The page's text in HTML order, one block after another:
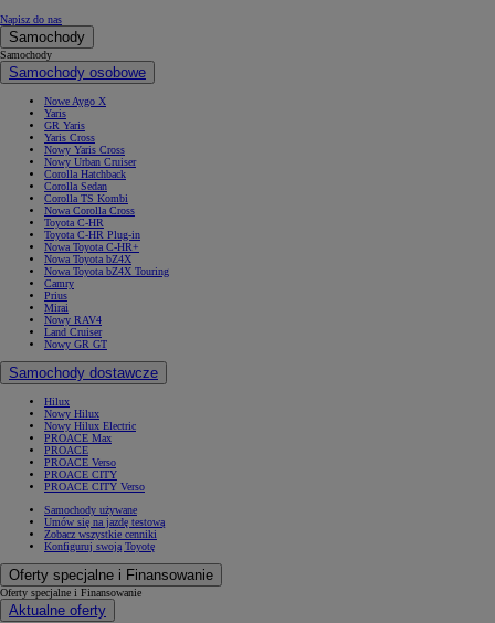
Napisz do nas
Samochody
Samochody
Samochody osobowe
Nowe Aygo X
Yaris
GR Yaris
Yaris Cross
Nowy Yaris Cross
Nowy Urban Cruiser
Corolla Hatchback
Corolla Sedan
Corolla TS Kombi
Nowa Corolla Cross
Toyota C-HR
Toyota C-HR Plug-in
Nowa Toyota C-HR+
Nowa Toyota bZ4X
Nowa Toyota bZ4X Touring
Camry
Prius
Mirai
Nowy RAV4
Land Cruiser
Nowy GR GT
Samochody dostawcze
Hilux
Nowy Hilux
Nowy Hilux Electric
PROACE Max
PROACE
PROACE Verso
PROACE CITY
PROACE CITY Verso
Samochody używane
Umów się na jazdę testową
Zobacz wszystkie cenniki
Konfiguruj swoją Toyotę
Oferty specjalne i Finansowanie
Oferty specjalne i Finansowanie
Aktualne oferty